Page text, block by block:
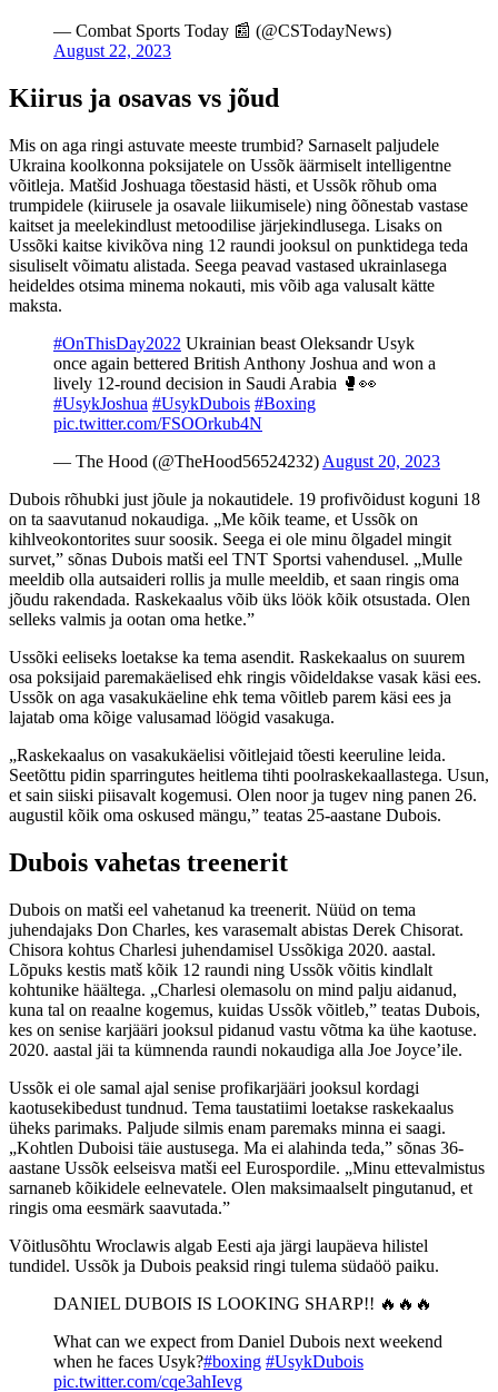
— Combat Sports Today 📰 (@CSTodayNews)
August 22, 2023
Kiirus ja osavas vs jõud
Mis on aga ringi astuvate meeste trumbid? Sarnaselt paljudele
Ukraina koolkonna poksijatele on Ussõk äärmiselt intelligentne
võitleja. Matšid Joshuaga tõestasid hästi, et Ussõk rõhub oma
trumpidele (kiirusele ja osavale liikumisele) ning õõnestab vastase
kaitset ja meelekindlust metoodilise järjekindlusega. Lisaks on
Ussõki kaitse kivikõva ning 12 raundi jooksul on punktidega teda
sisuliselt võimatu alistada. Seega peavad vastased ukrainlasega
heideldes otsima minema nokauti, mis võib aga valusalt kätte
maksta.
#OnThisDay2022 Ukrainian beast Oleksandr Usyk
once again bettered British Anthony Joshua and won a
lively 12-round decision in Saudi Arabia 🥊👀
#UsykJoshua #UsykDubois #Boxing
pic.twitter.com/FSOOrkub4N
— The Hood (@TheHood56524232) August 20, 2023
Dubois rõhubki just jõule ja nokautidele. 19 profivõidust koguni 18
on ta saavutanud nokaudiga. „Me kõik teame, et Ussõk on
kihlveokontorites suur soosik. Seega ei ole minu õlgadel mingit
survet,” sõnas Dubois matši eel TNT Sportsi vahendusel. „Mulle
meeldib olla autsaideri rollis ja mulle meeldib, et saan ringis oma
jõudu rakendada. Raskekaalus võib üks löök kõik otsustada. Olen
selleks valmis ja ootan oma hetke.”
Ussõki eeliseks loetakse ka tema asendit. Raskekaalus on suurem
osa poksijaid paremakäelised ehk ringis võideldakse vasak käsi ees.
Ussõk on aga vasakukäeline ehk tema võitleb parem käsi ees ja
lajatab oma kõige valusamad löögid vasakuga.
„Raskekaalus on vasakukäelisi võitlejaid tõesti keeruline leida.
Seetõttu pidin sparringutes heitlema tihti poolraskekaallastega. Usun,
et sain siiski piisavalt kogemusi. Olen noor ja tugev ning panen 26.
augustil kõik oma oskused mängu,” teatas 25-aastane Dubois.
Dubois vahetas treenerit
Dubois on matši eel vahetanud ka treenerit. Nüüd on tema
juhendajaks Don Charles, kes varasemalt abistas Derek Chisorat.
Chisora kohtus Charlesi juhendamisel Ussõkiga 2020. aastal.
Lõpuks kestis matš kõik 12 raundi ning Ussõk võitis kindlalt
kohtunike häältega. „Charlesi olemasolu on mind palju aidanud,
kuna tal on reaalne kogemus, kuidas Ussõk võitleb,” teatas Dubois,
kes on senise karjääri jooksul pidanud vastu võtma ka ühe kaotuse.
2020. aastal jäi ta kümnenda raundi nokaudiga alla Joe Joyce’ile.
Ussõk ei ole samal ajal senise profikarjääri jooksul kordagi
kaotusekibedust tundnud. Tema taustatiimi loetakse raskekaalus
üheks parimaks. Paljude silmis enam paremaks minna ei saagi.
„Kohtlen Duboisi täie austusega. Ma ei alahinda teda,” sõnas 36-
aastane Ussõk eelseisva matši eel Eurospordile. „Minu ettevalmistus
sarnaneb kõikidele eelnevatele. Olen maksimaalselt pingutanud, et
ringis oma eesmärk saavutada.”
Võitlusõhtu Wroclawis algab Eesti aja järgi laupäeva hilistel
tundidel. Ussõk ja Dubois peaksid ringi tulema südaöö paiku.
DANIEL DUBOIS IS LOOKING SHARP!! 🔥🔥🔥
What can we expect from Daniel Dubois next weekend
when he faces Usyk?#boxing #UsykDubois
pic.twitter.com/cqe3ahIevg